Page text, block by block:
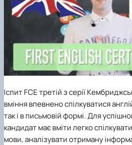
Іспит FCE третій з серії
вміння впевнено спілкуватися
так і в письмовій формі. Для
кандидат має вміти легко
мови, аналізувати отриману